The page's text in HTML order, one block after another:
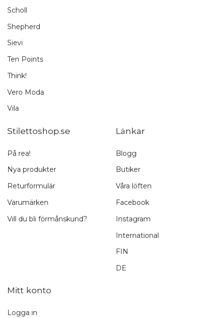
Scholl
Shepherd
Sievi
Ten Points
Think!
Vero Moda
Vila
Stilettoshop.se
På rea!
Nya produkter
Returformulär
Varumärken
Vill du bli förmånskund?
Länkar
Blogg
Butiker
Våra löften
Facebook
Instagram
International
FIN
DE
Mitt konto
Logga in